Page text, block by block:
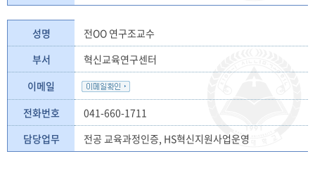
성명
전OO 연구조교수
부서
혁신교육연구센터
이메일
전화번호
041-660-1711
담당업무
전공 교육과정인증, HS혁신지원사업운영